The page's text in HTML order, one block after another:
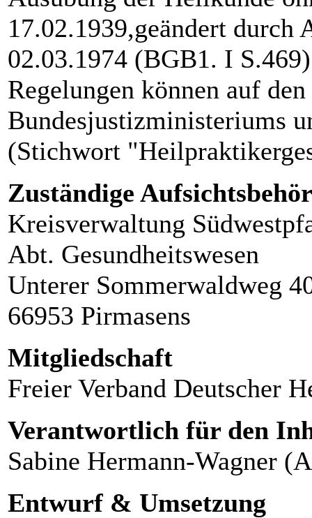
17.02.1939,geändert durch
02.03.1974 (BGB1. I
Regelungen können auf
Bundesjustizministeriums
(Stichwort
Zuständige
Kreisverwaltung
Abt. Gesundheitswesen
Unterer Sommerwaldweg
66953 Pirmasens
Mitgliedschaft
Freier Verband Deutscher
Verantwortlich für den
Sabine Hermann-Wagner
Entwurf & Umsetzung